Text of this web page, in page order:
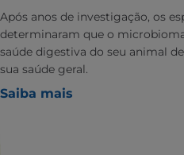
Após anos de investigação, os
determinaram que o
saúde digestiva do seu animal
sua saúde geral.
Saiba mais